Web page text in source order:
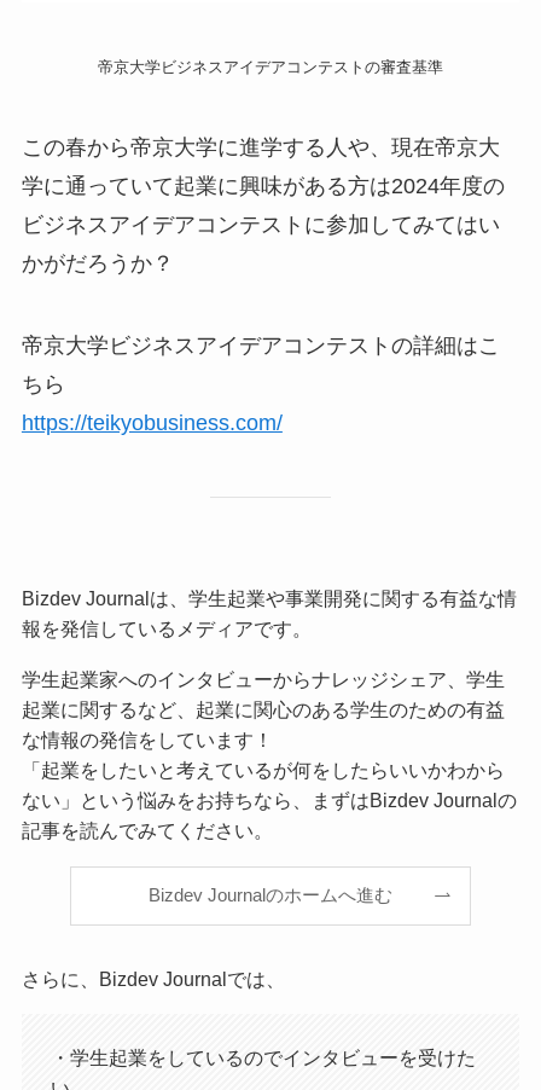
帝京大学ビジネスアイデアコンテストの審査基準
この春から帝京大学に進学する人や、現在帝京大
学に通っていて起業に興味がある方は2024年度の
ビジネスアイデアコンテストに参加してみてはい
かがだろうか？
帝京大学ビジネスアイデアコンテストの詳細はこ
ちら
https://teikyobusiness.com/
Bizdev Journalは、学生起業や事業開発に関する有益な情
報を発信しているメディアです。
学生起業家へのインタビューからナレッジシェア、学生
起業に関するなど、起業に関心のある学生のための有益
な情報の発信をしています！
「起業をしたいと考えているが何をしたらいいかわから
ない」という悩みをお持ちなら、まずはBizdev Journalの
記事を読んでみてください。
Bizdev Journalのホームへ進む
さらに、Bizdev Journalでは、
・学生起業をしているのでインタビューを受けた